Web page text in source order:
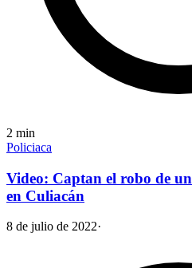
2 min
Policiaca
Video: Captan el robo de
en Culiacán
8 de julio de 2022·